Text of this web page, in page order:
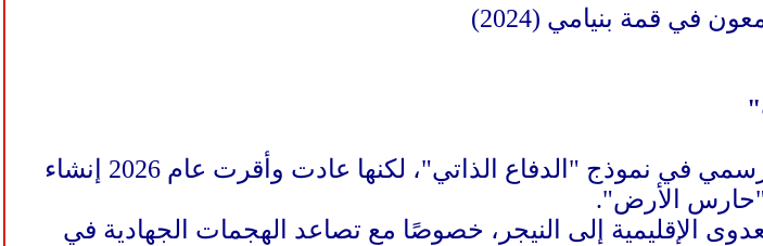
في قمة بنيامي (2024)
لفترة طويلة حاولت النيجر تجنب الانخراط الرسمي في نموذج "الدفاع الذاتي"، لكنها عادت وأقرت عام 2026 إنشاء
"حارس الأرض".
الإقليمية إلى النيجر، خصوصًا مع تصاعد الهجمات الجهادية في